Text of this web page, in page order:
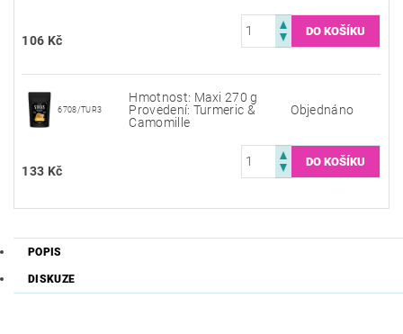
106 Kč
6708/TUR3
Hmotnost: Maxi 270 g
Provedení: Turmeric &
Camomille
Objednáno
133 Kč
POPIS
DISKUZE